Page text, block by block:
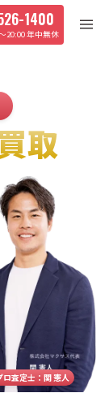
1400
20:00 年中無休
取
ロ査定士：関 憲人